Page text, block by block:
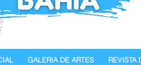
GALERIA DE ARTES REVISTA